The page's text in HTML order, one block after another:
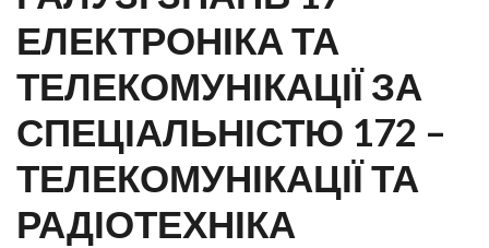
ЕЛЕКТРОНІКА ТА
ТЕЛЕКОМУНІКАЦІЇ ЗА
СПЕЦІАЛЬНІСТЮ 172 –
ТЕЛЕКОМУНІКАЦІЇ ТА
РАДІОТЕХНІКА